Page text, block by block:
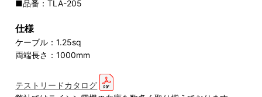
■品番：TLA-205
仕様
ケーブル：1.25sq
両端長さ：1000mm
テストリードカタログ